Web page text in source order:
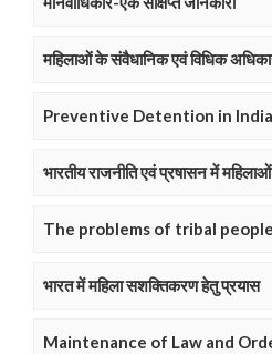
महिलाओं के संवैधानिक एवं विधिक
Preventive Detention in
भारतीय राजनीति एवं प्रषासन में
The problems of tribal
भारत में महिला सशक्तिकरण हेतु प्रयास
Maintenance of Law and